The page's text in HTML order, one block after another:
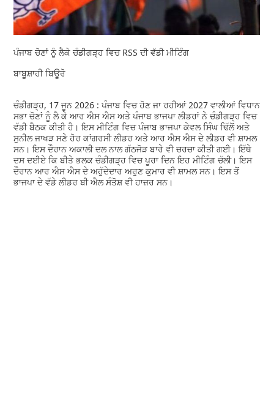
ਪੰਜਾਬ ਚੋਣਾਂ ਨੂੰ ਲੈਕੇ ਚੰਡੀਗੜ੍ਹ ਵਿਚ RSS ਦੀ ਵੱਡੀ ਮੀਟਿੰਗ
ਬਾਬੂਸ਼ਾਹੀ ਬਿਊਰੋ
ਚੰਡੀਗੜ੍ਹ, 17 ਜੂਨ 2026 : ਪੰਜਾਬ ਵਿਚ ਹੋਣ ਜਾ ਰਹੀਆਂ 2027 ਵਾਲੀਆਂ ਵਿਧਾਨ
ਸਭਾ ਚੋਣਾਂ ਨੂੰ ਲੈ ਕੇ ਆਰ ਐਸ ਐਸ ਅਤੇ ਪੰਜਾਬ ਭਾਜਪਾ ਲੀਡਰਾਂ ਨੇ ਚੰਡੀਗੜ੍ਹ ਵਿਚ
ਵੱਡੀ ਬੈਠਕ ਕੀਤੀ ਹੈ। ਇਸ ਮੀਟਿੰਗ ਵਿਚ ਪੰਜਾਬ ਭਾਜਪਾ ਕੇਵਲ ਸਿੰਘ ਢਿੱਲੋਂ ਅਤੇ
ਸੁਨੀਲ ਜਾਖੜ ਸਣੇ ਹੋਰ ਕਾਂਗਰਸੀ ਲੀਡਰ ਅਤੇ ਆਰ ਐਸ ਐਸ ਦੇ ਲੀਡਰ ਵੀ ਸ਼ਾਮਲ
ਸਨ। ਇਸ ਦੌਰਾਨ ਅਕਾਲੀ ਦਲ ਨਾਲ ਗੱਠਜੋੜ ਬਾਰੇ ਵੀ ਚਰਚਾ ਕੀਤੀ ਗਈ। ਇੱਥੇ
ਦਸ ਦਈਏ ਕਿ ਬੀਤੇ ਭਲਕ ਚੰਡੀਗੜ੍ਹ ਵਿਚ ਪੂਰਾ ਦਿਨ ਇਹ ਮੀਟਿੰਗ ਚੱਲੀ। ਇਸ
ਦੌਰਾਨ ਆਰ ਐਸ ਐਸ ਦੇ ਅਹੁੱਦੇਦਾਰ ਅਰੁਣ ਕੁਮਾਰ ਵੀ ਸ਼ਾਮਲ ਸਨ। ਇਸ ਤੋਂ
ਭਾਜਪਾ ਦੇ ਵੱਡੇ ਲੀਡਰ ਬੀ ਐਲ ਸੰਤੋਸ਼ ਵੀ ਹਾਜ਼ਰ ਸਨ।